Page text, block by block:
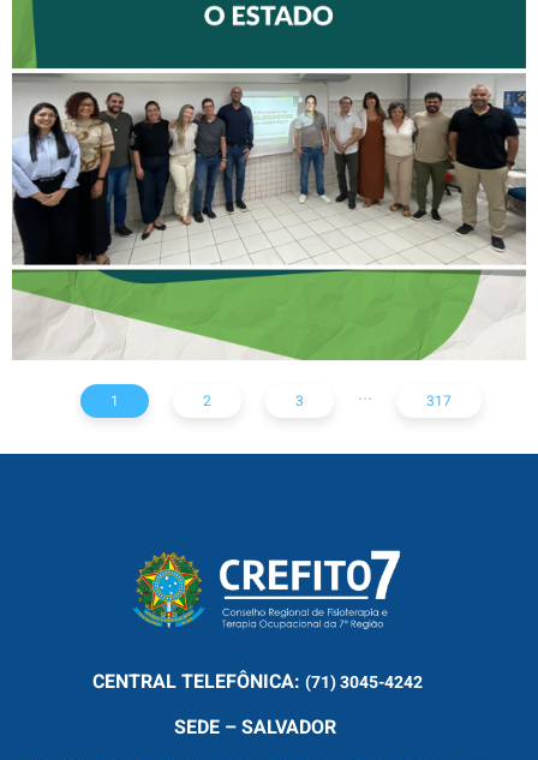
DELEGADOS REFORÇA
AÇÕES PARA TODO O
ESTADO
1 2 3 ... 317
CENTRALTELEFÔNICA: (71) 3045-4242
SEDE – SALVADOR